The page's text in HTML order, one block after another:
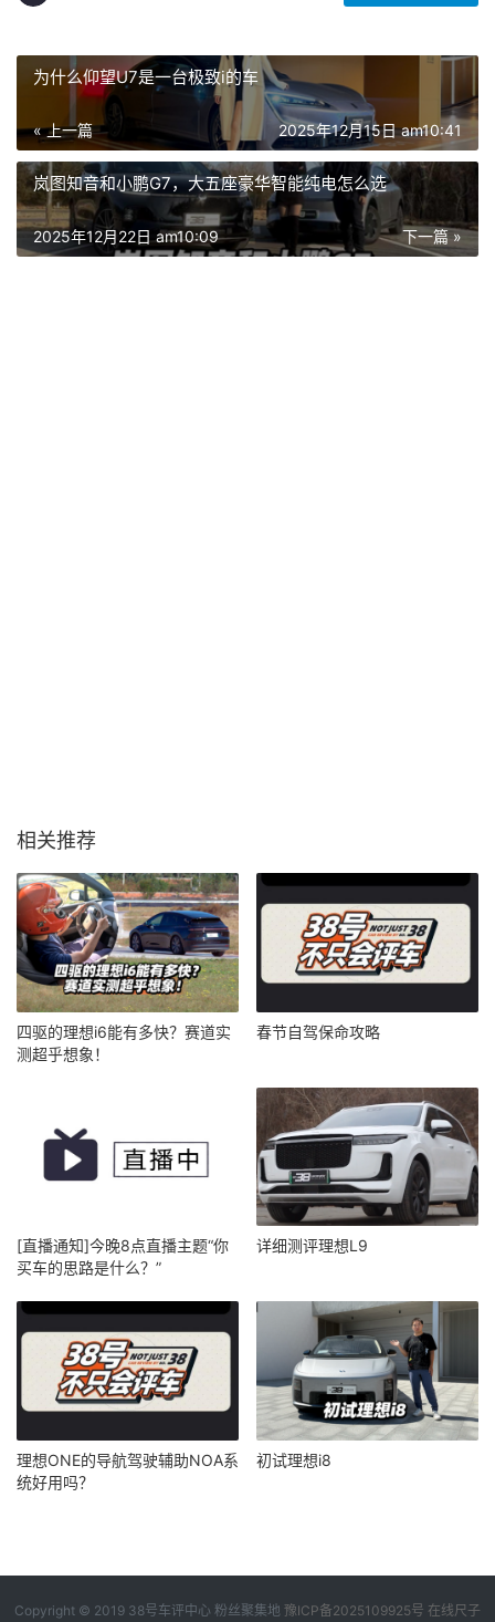
为什么仰望U7是一台极致i的车
« 上一篇 2025年12月15日 am10:41
岚图知音和小鹏G7，大五座豪华智能纯电怎么选
下一篇 »
2025年12月22日 am10:09
相关推荐
四驱的理想i6能有多快？赛道实
测超乎想象！
春节自驾保命攻略
[直播通知]今晚8点直播主题“你
买车的思路是什么？”
详细测评理想L9
理想ONE的导航驾驶辅助NOA系
统好用吗？
初试理想i8
Copyright © 2019 38号车评中心 粉丝聚集地 豫ICP备2025109925号 在线尺子